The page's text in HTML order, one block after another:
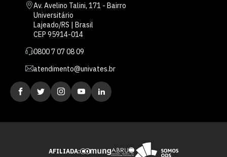
Av. Avelino Talini, 171 - Bairro
Universitário
Lajeado/RS | Brasil
CEP 95914-014
0800 7 07 08 09
atendimento@univates.br
AFILIADA: